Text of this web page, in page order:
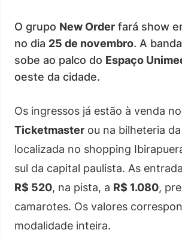
O grupo New Order fará show
no dia 25 de novembro. A
sobe ao palco do Espaço
oeste da cidade.
Os ingressos já estão à venda
Ticketmaster ou na bilheteria
localizada no shopping
sul da capital paulista. As
R$ 520, na pista, a R$ 1.080,
camarotes. Os valores
modalidade inteira.